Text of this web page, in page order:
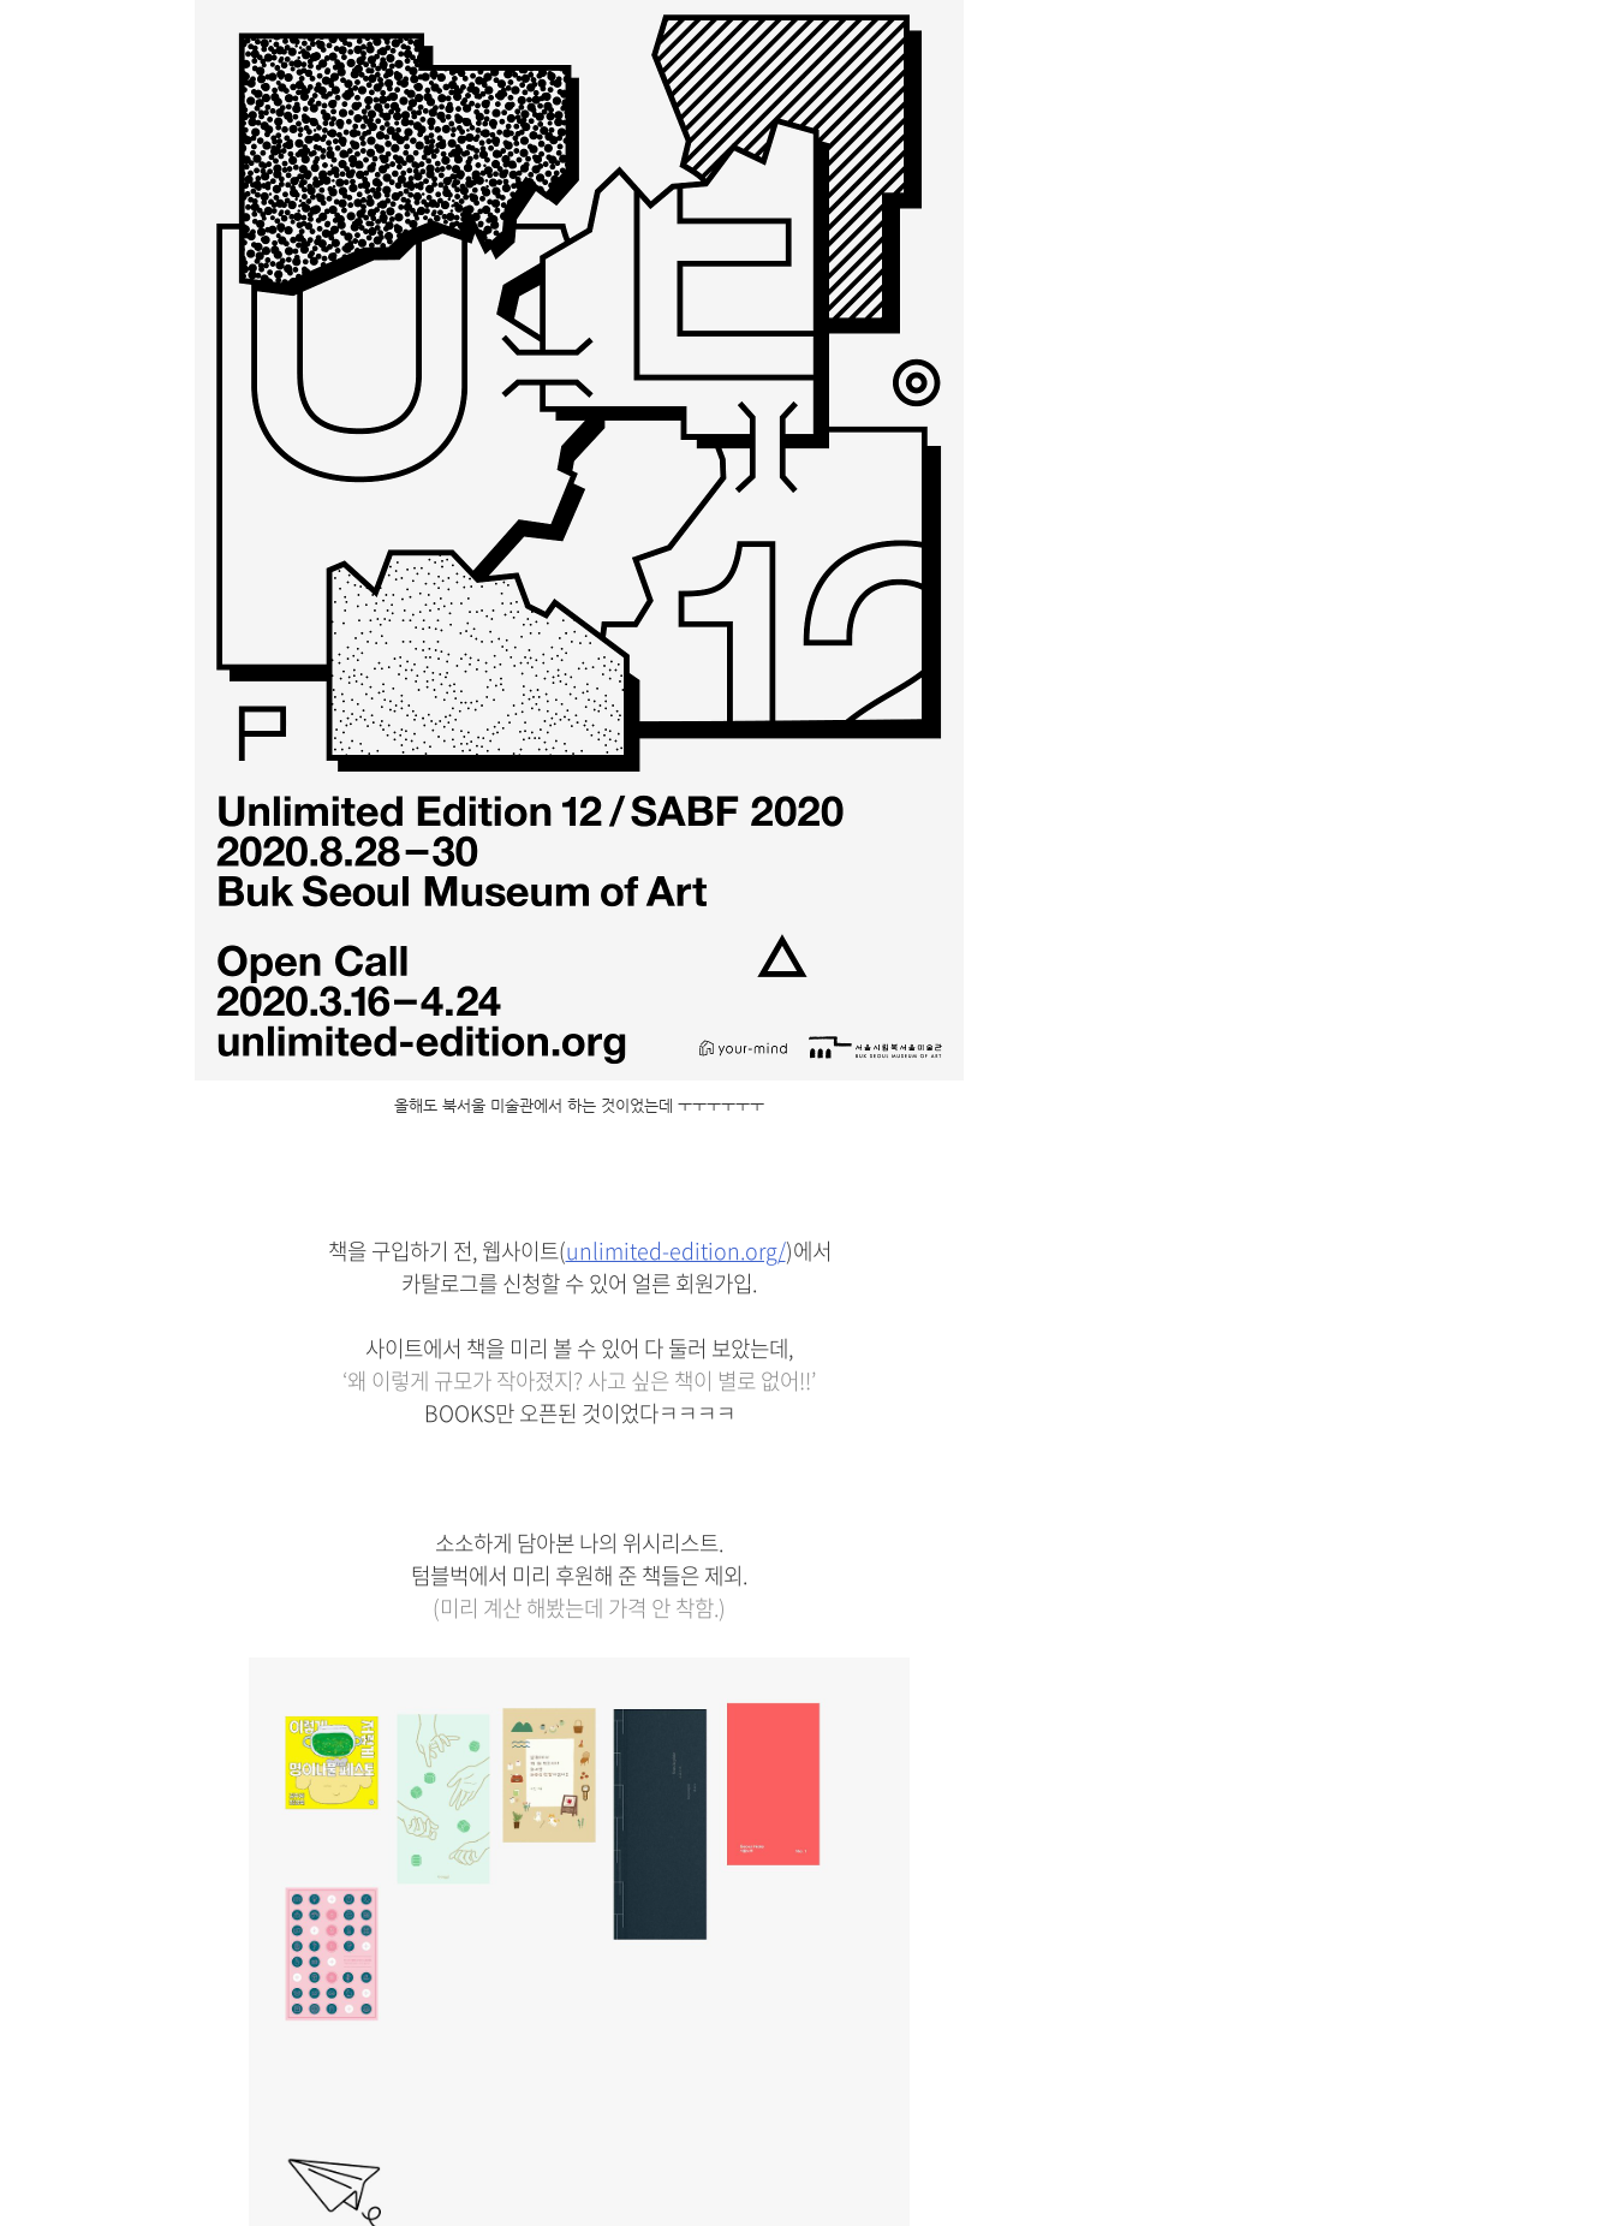
올해도 북서울 미술관에서 하는 것이었는데 ㅜㅜㅜㅜㅜㅜ
책을 구입하기 전, 웹사이트(unlimited-edition.org/)에서
카탈로그를 신청할 수 있어 얼른 회원가입.
사이트에서 책을 미리 볼 수 있어 다 둘러 보았는데,
‘왜 이렇게 규모가 작아졌지? 사고 싶은 책이 별로 없어!!’
BOOKS만 오픈된 것이었다ㅋㅋㅋㅋ
소소하게 담아본 나의 위시리스트.
텀블벅에서 미리 후원해 준 책들은 제외.
(미리 계산 해봤는데 가격 안 착함.)